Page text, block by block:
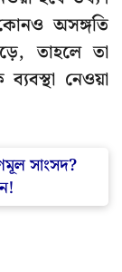
অসঙ্গতি
তাহলে তা
নেওয়া
সাংসদ?